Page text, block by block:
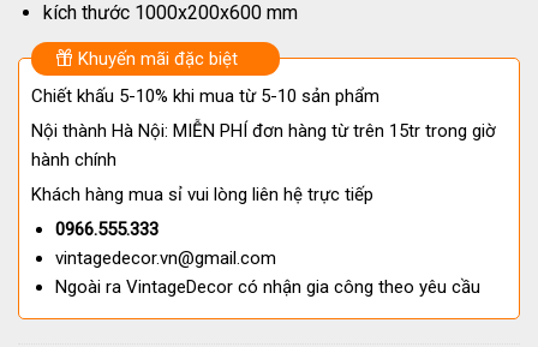
kích thước 1000x200x600 mm
Khuyến mãi đặc biệt
Chiết khấu 5-10% khi mua từ 5-10 sản phẩm
Nội thành Hà Nội: MIỄN PHÍ đơn hàng từ trên 15tr trong giờ
hành chính
Khách hàng mua sỉ vui lòng liên hệ trực tiếp
0966.555.333
vintagedecor.vn@gmail.com
Ngoài ra VintageDecor có nhận gia công theo yêu cầu